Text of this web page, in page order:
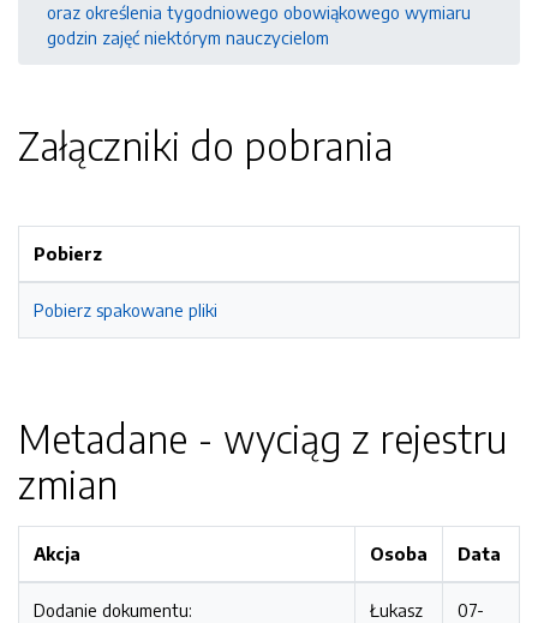
oraz określenia tygodniowego obowiąkowego wymiaru
godzin zajęć niektórym nauczycielom
Załączniki do pobrania
Pobierz
Pobierz spakowane pliki
Metadane - wyciąg z rejestru
zmian
Akcja Osoba Data
Dodanie dokumentu:
Łukasz
07-